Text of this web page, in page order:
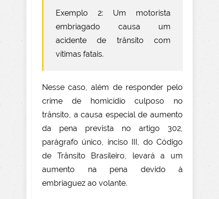
Exemplo 2: Um motorista
embriagado causa um
acidente de trânsito com
vítimas fatais.
Nesse caso, além de responder pelo
crime de homicídio culposo no
trânsito, a causa especial de aumento
da pena prevista no artigo 302,
parágrafo único, inciso III, do Código
de Trânsito Brasileiro, levará a um
aumento na pena devido à
embriaguez ao volante.